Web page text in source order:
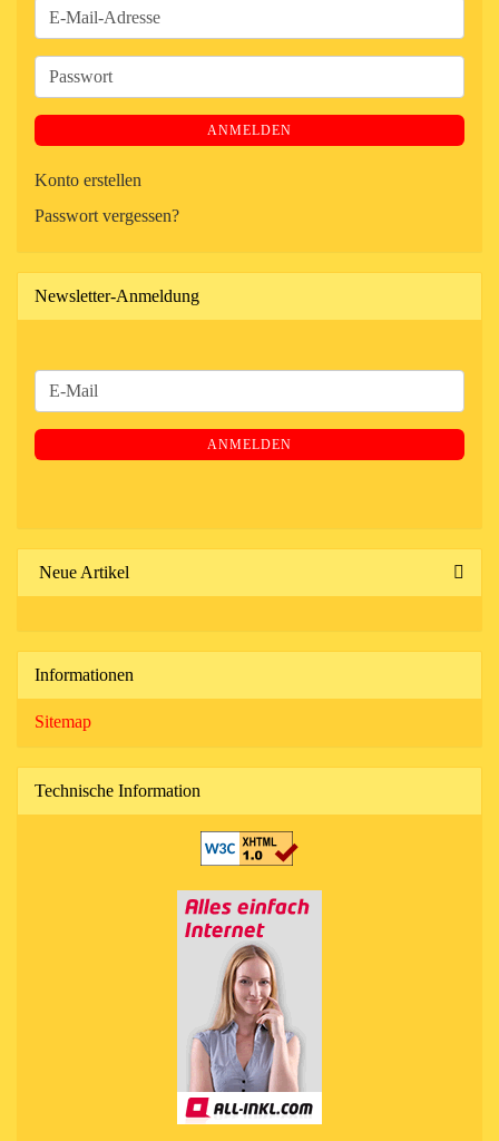
E-
Mail-
Adresse
Passwort
ANMELDEN
Konto erstellen
Passwort vergessen?
Newsletter-Anmeldung
WEITER
ZUR
NEWSLETTER-
ANMELDUNG
E-
Mail
ANMELDEN
Neue Artikel
Informationen
Sitemap
Technische Information